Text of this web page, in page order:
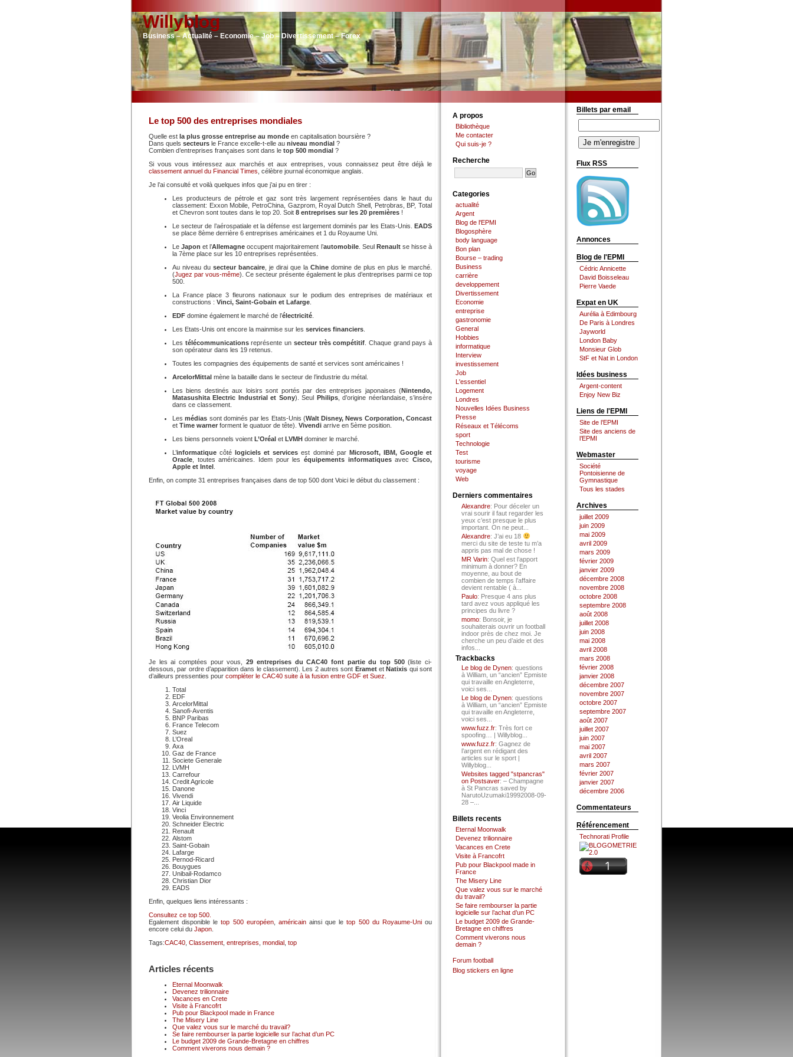
Willyblog
Business – Actualité – Economie – Job – Divertissement – Forex
Le top 500 des entreprises mondiales
Quelle est la plus grosse entreprise au monde en capitalisation boursière ?
Dans quels secteurs le France excelle-t-elle au niveau mondial ?
Combien d’entreprises françaises sont dans le top 500 mondial ?
Si vous vous intéressez aux marchés et aux entreprises, vous connaissez peut être déjà le
classement annuel du Financial Times , célèbre journal économique anglais.
Je l’ai consulté et voilà quelques infos que j’ai pu en tirer :
Les producteurs de pétrole et gaz sont très largement représentées dans le haut du
classement: Exxon Mobile, PetroChina, Gazprom, Royal Dutch Shell, Petrobras, BP, Total
et Chevron sont toutes dans le top 20. Soit 8 entreprises sur les 20 premières !
Le secteur de l’aérospatiale et la défense est largement dominés par les Etats-Unis. EADS
se place 8ème derrière 6 entreprises américaines et 1 du Royaume Uni.
LeJaponet l’Allemagneoccupent majoritairement l’automobile. Seul Renault se hisse à
la 7ème place sur les 10 entreprises représentées.
Au niveau du secteur bancaire , je dirai que la Chine domine de plus en plus le marché.
(Jugez par vous-même). Ce secteur présente également le plus d’entreprises parmi ce top
500.
La France place 3 fleurons nationaux sur le podium des entreprises de matériaux et
constructions : Vinci, Saint-Gobain et Lafarge
EDF domine également le marché de l’électricité
Les Etats-Unis ont encore la mainmise sur les services financiers
Les télécommunicationsreprésente un secteur très compétitif . Chaque grand pays à
son opérateur dans les 19 retenus.
Toutes les compagnies des équipements de santé et services sont américaines !
ArcelorMittal mène la bataille dans le secteur de l’industrie du métal.
Les biens destinés aux loisirs sont portés par des entreprises japonaises (Nintendo,
Matasushita Electric Industrial et Sony). Seul Philips, d’origine néerlandaise, s’insère
dans ce classement.
Lesmédias sont dominés par les Etats-Unis (Walt Disney, News Corporation, Concast
et Time warner forment le quatuor de tête). Vivendi arrive en 5ème position.
Les biens personnels voient L’Oréal et LVMH dominer le marché.
L’informatique côtélogiciels et services est dominé par Microsoft, IBM, Google et
Oracle , toutes américaines. Idem pour les équipements informatiquesavecCisco,
Apple et Intel
Enfin, on compte 31 entreprises françaises dans de top 500 dont Voici le début du classement :
Je les ai comptées pour vous, 29 entreprises du CAC40 font partie du top 500(liste ci-
dessous, par ordre d’apparition dans le classement). Les 2 autres sont ErametetNatixis qui sont
d’ailleurs pressenties pour compléter le CAC40 suite à la fusion entre GDF et Suez
Total
EDF
ArcelorMittal
Sanofi-Aventis
BNP Paribas
France Telecom
Suez
L’Oreal
Axa
Gaz de France
Societe Generale
LVMH
Carrefour
Credit Agricole
Danone
Vivendi
Air Liquide
Vinci
Veolia Environnement
Schneider Electric
Renault
Alstom
Saint-Gobain
Lafarge
Pernod-Ricard
Bouygues
Unibail-Rodamco
Christian Dior
EADS
Enfin, quelques liens intéressants :
Consultez ce top 500.
Egalement disponible letop 500 européen, américainainsi que le top 500 du Royaume-Uniou
encore celui du Japon
Tags:CAC40 Classement entreprises mondial top
Articles récents
Eternal Moonwalk
Devenez trilionnaire
Vacances en Crete
Visite à Francofrt
Pub pour Blackpool made in France
The Misery Line
Que valez vous sur le marché du travail?
Se faire rembourser la partie logicielle sur l’achat d’un PC
Le budget 2009 de Grande-Bretagne en chiffres
Comment viverons nous demain ?
A propos
Bibliothèque
Me contacter
Qui suis-je ?
Recherche
Categories
actualité
Argent
Blog de l'EPMI
Blogosphère
body language
Bon plan
Bourse – trading
Business
carrière
developpement
Divertissement
Economie
entreprise
gastronomie
General
Hobbies
informatique
Interview
investissement
Job
L'essentiel
Logement
Londres
Nouvelles Idées Business
Presse
Réseaux et Télécoms
sport
Technologie
Test
tourisme
voyage
Web
Derniers commentaires
Alexandre: Pour déceler un
vrai sourir il faut regarder les
yeux c’est presque le plus
important. On ne peut...
Alexandre: J’ai eu 18
merci du site de teste tu m’a
appris pas mal de chose !
MR Varin: Quel est l’apport
minimum à donner? En
moyenne, au bout de
combien de temps l’affaire
devient rentable ( à...
Paulo: Presque 4 ans plus
tard avez vous appliqué les
principes du livre ?
momo: Bonsoir, je
souhaiterais ouvrir un football
indoor près de chez moi. Je
cherche un peu d’aide et des
infos...
Trackbacks
Le blog de Dynen: questions
à William, un “ancien” Epmiste
qui travaille en Angleterre,
voici ses...
Le blog de Dynen: questions
à William, un “ancien” Epmiste
qui travaille en Angleterre,
voici ses...
www.fuzz.fr: Très fort ce
spoofing… | Willyblog...
www.fuzz.fr: Gagnez de
l’argent en rédigant des
articles sur le sport |
Willyblog...
Websites tagged "stpancras"
on Postsaver: – Champagne
à St Pancras saved by
NarutoUzumaki19992008-09-
28 –...
Billets recents
Eternal Moonwalk
Devenez trilionnaire
Vacances en Crete
Visite à Francofrt
Pub pour Blackpool made in
France
The Misery Line
Que valez vous sur le marché
du travail?
Se faire rembourser la partie
logicielle sur l’achat d’un PC
Le budget 2009 de Grande-
Bretagne en chiffres
Comment viverons nous
demain ?
Forum football
Blog stickers en ligne
Billets par email
Flux RSS
Annonces
Blog de l'EPMI
Cédric Annicette
David Boisseleau
Pierre Vaede
Expat en UK
Aurélia à Edimbourg
De Paris à Londres
Jayworld
London Baby
Monsieur Glob
StF et Nat in London
Idées business
Argent-content
Enjoy New Biz
Liens de l'EPMI
Site de l’EPMI
Site des anciens de
l’EPMI
Webmaster
Société
Pontoisienne de
Gymnastique
Tous les stades
Archives
juillet 2009
juin 2009
mai 2009
avril 2009
mars 2009
février 2009
janvier 2009
décembre 2008
novembre 2008
octobre 2008
septembre 2008
août 2008
juillet 2008
juin 2008
mai 2008
avril 2008
mars 2008
février 2008
janvier 2008
décembre 2007
novembre 2007
octobre 2007
septembre 2007
août 2007
juillet 2007
juin 2007
mai 2007
avril 2007
mars 2007
février 2007
janvier 2007
décembre 2006
Commentateurs
Référencement
Technorati Profile